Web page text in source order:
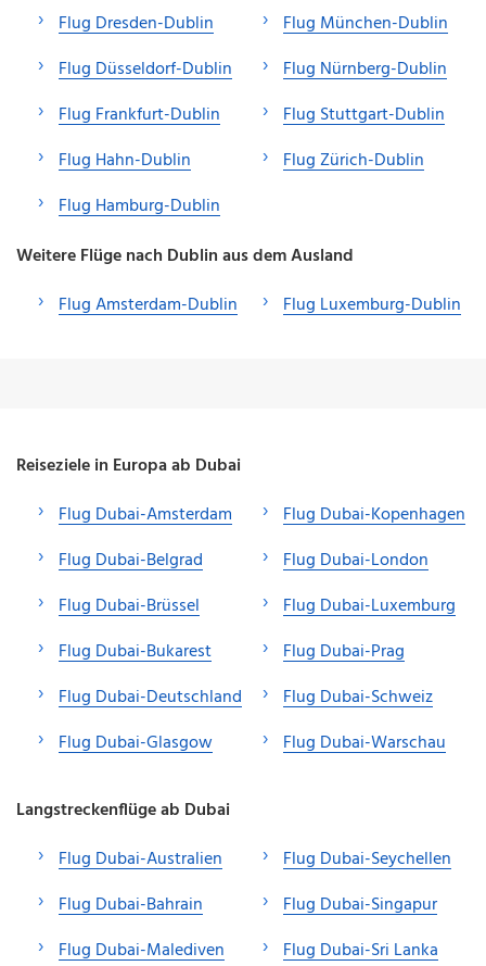
Flug Dresden-Dublin
Flug Düsseldorf-Dublin
Flug Frankfurt-Dublin
Flug Hahn-Dublin
Flug Hamburg-Dublin
Flug München-Dublin
Flug Nürnberg-Dublin
Flug Stuttgart-Dublin
Flug Zürich-Dublin
Weitere Flüge nach Dublin aus dem Ausland
Flug Amsterdam-Dublin
Flug Luxemburg-Dublin
Reiseziele in Europa ab Dubai
Flug Dubai-Amsterdam
Flug Dubai-Belgrad
Flug Dubai-Brüssel
Flug Dubai-Bukarest
Flug Dubai-Deutschland
Flug Dubai-Glasgow
Flug Dubai-Kopenhagen
Flug Dubai-London
Flug Dubai-Luxemburg
Flug Dubai-Prag
Flug Dubai-Schweiz
Flug Dubai-Warschau
Langstreckenflüge ab Dubai
Flug Dubai-Australien
Flug Dubai-Bahrain
Flug Dubai-Malediven
Flug Dubai-Seychellen
Flug Dubai-Singapur
Flug Dubai-Sri Lanka